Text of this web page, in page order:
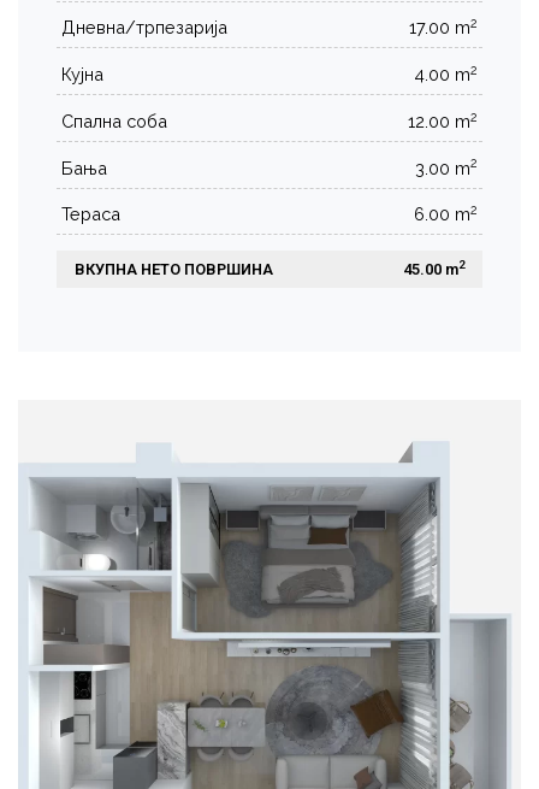
Дневна/трпезарија 17.00 m2
Кујна 4.00 m2
Спална соба 12.00 m2
Бања 3.00 m2
Тераса 6.00 m2
ВКУПНА НЕТО ПОВРШИНА 45.00 m2